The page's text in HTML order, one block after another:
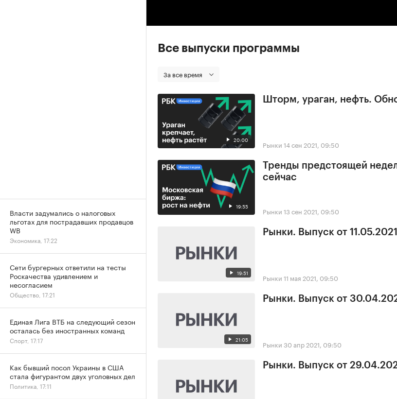
Все выпуски программы
За все время
20:00
Шторм, ураган, нефть.
Рынки 14 сен 2021, 09:50
19:55
Тренды предстоящей
сейчас
Рынки 13 сен 2021, 09:50
19:51
Рынки. Выпуск от 11.05.2021
Рынки 11 мая 2021, 09:50
21:05
Рынки. Выпуск от
Рынки 30 апр 2021, 09:50
Рынки. Выпуск от
Власти задумались о налоговых
льготах для пострадавших продавцов
WB
Экономика, 17:22
Сети бургерных ответили на тесты
Роскачества удивлением и
несогласием
Общество, 17:21
Единая Лига ВТБ на следующий сезон
осталась без иностранных команд
Спорт, 17:17
Как бывший посол Украины в США
стала фигурантом двух уголовных дел
Политика, 17:11